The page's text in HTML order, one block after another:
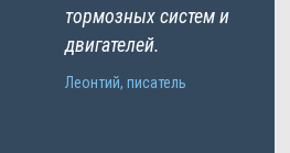
тормозных систем и
двигателей.
Леонтий, писатель